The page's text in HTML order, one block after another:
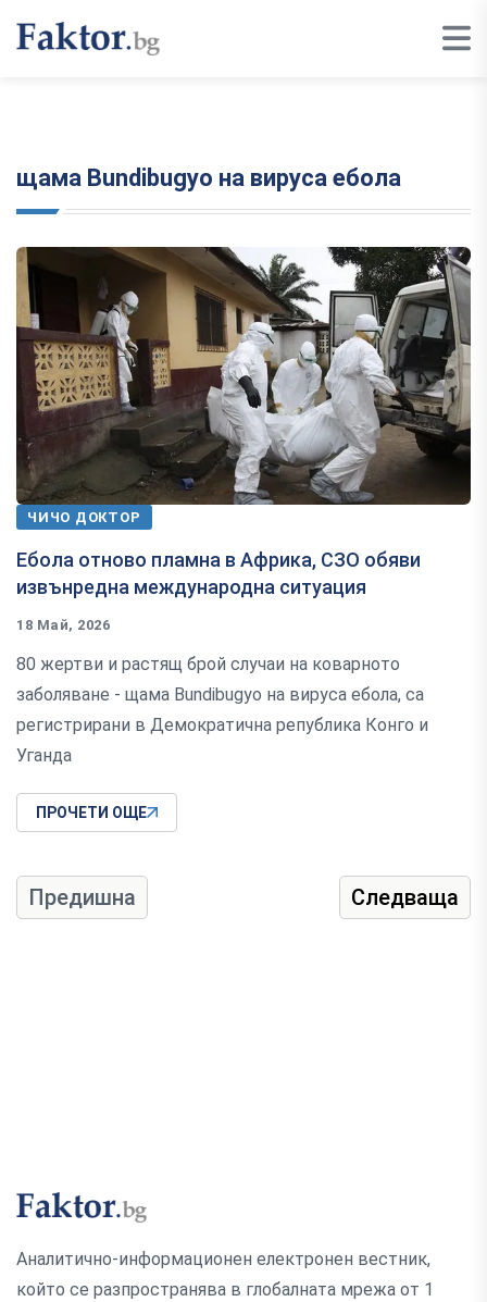
щама Bundibugyo на вируса ебола
ЧИЧО ДОКТОР
Ебола отново пламна в Африка, СЗО обяви
извънредна международна ситуация
18 Май, 2026
80 жертви и растящ брой случаи на коварното
заболяване - щама Bundibugyo на вируса ебола, са
регистрирани в Демократична република Конго и
Уганда
ПРОЧЕТИ ОЩЕ
Предишна Следваща
Аналитично-информационен електронен вестник,
който се разпространява в глобалната мрежа от 1